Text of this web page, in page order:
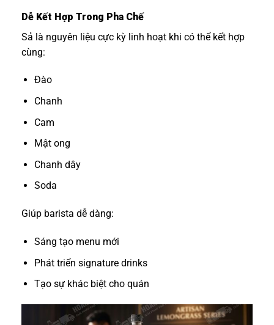
Dễ Kết Hợp Trong Pha Chế
Sả là nguyên liệu cực kỳ linh hoạt khi có thể kết hợp
cùng:
Đào
Chanh
Cam
Mật ong
Chanh dây
Soda
Giúp barista dễ dàng:
Sáng tạo menu mới
Phát triển signature drinks
Tạo sự khác biệt cho quán